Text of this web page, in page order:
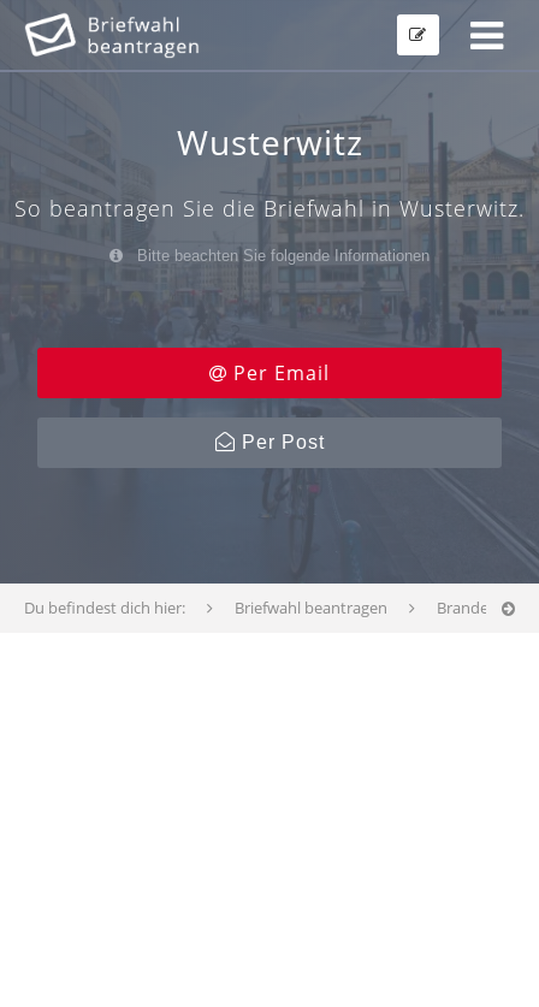
Wusterwitz
So beantragen Sie die Briefwahl in Wusterwitz.
Bitte beachten Sie folgende Informationen
Per Email
Per Post
Du befindest dich hier: Briefwahl beantragen Brandenburg